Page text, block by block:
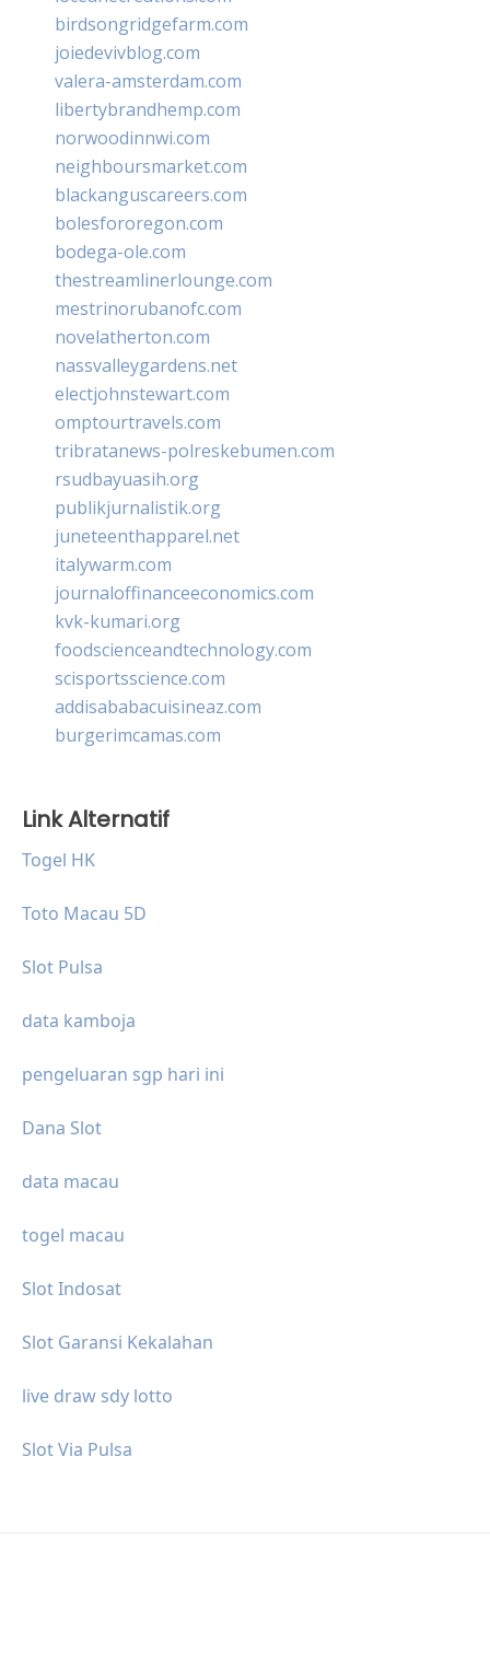
birdsongridgefarm.com
joiedevivblog.com
valera-amsterdam.com
libertybrandhemp.com
norwoodinnwi.com
neighboursmarket.com
blackanguscareers.com
bolesfororegon.com
bodega-ole.com
thestreamlinerlounge.com
mestrinorubanofc.com
novelatherton.com
nassvalleygardens.net
electjohnstewart.com
omptourtravels.com
tribratanews-polreskebumen.com
rsudbayuasih.org
publikjurnalistik.org
juneteenthapparel.net
italywarm.com
journaloffinanceeconomics.com
kvk-kumari.org
foodscienceandtechnology.com
scisportsscience.com
addisababacuisineaz.com
burgerimcamas.com
Link Alternatif
Togel HK
Toto Macau 5D
Slot Pulsa
data kamboja
pengeluaran sgp hari ini
Dana Slot
data macau
togel macau
Slot Indosat
Slot Garansi Kekalahan
live draw sdy lotto
Slot Via Pulsa